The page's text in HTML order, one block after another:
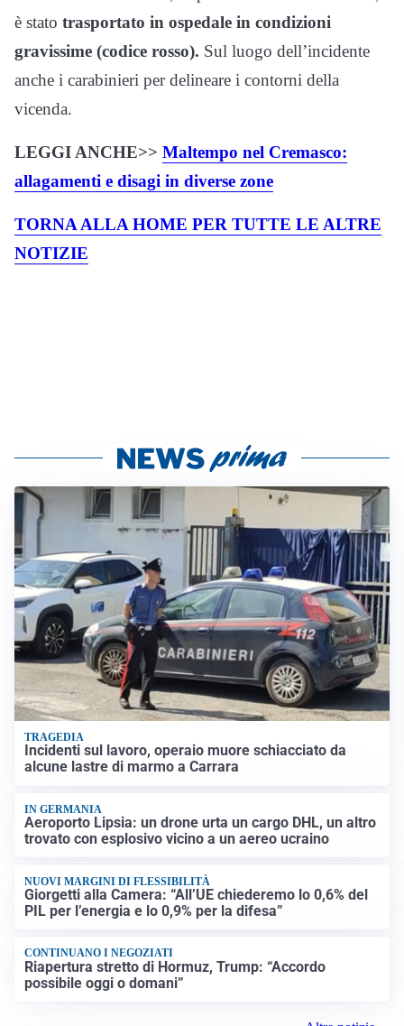
è stato trasportato in ospedale in condizioni
gravissime (codice rosso). Sul luogo dell’incidente
anche i carabinieri per delineare i contorni della
vicenda.
LEGGI ANCHE>> Maltempo nel Cremasco:
allagamenti e disagi in diverse zone
TORNA ALLA HOME PER TUTTE LE ALTRE
NOTIZIE
TRAGEDIA
Incidenti sul lavoro, operaio muore schiacciato da
alcune lastre di marmo a Carrara
IN GERMANIA
Aeroporto Lipsia: un drone urta un cargo DHL, un altro
trovato con esplosivo vicino a un aereo ucraino
NUOVI MARGINI DI FLESSIBILITÀ
Giorgetti alla Camera: “All’UE chiederemo lo 0,6% del
PIL per l’energia e lo 0,9% per la difesa”
CONTINUANO I NEGOZIATI
Riapertura stretto di Hormuz, Trump: “Accordo
possibile oggi o domani”